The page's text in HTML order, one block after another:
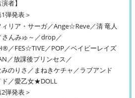
演者】
1弾発表＞
ィリア・サーガ／Ange☆Reve／清 竜人
さんみゅ～／drop／
／FES☆TIVE／POP／ベイビーレイズ
／放課後プリンセス／
みのりさ／まねきケチャ／ラブアンド
ド／愛乙女★DOLL
2弾発表＞